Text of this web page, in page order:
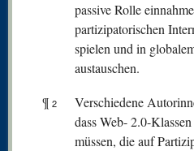
passive Rolle
partizipatorischen
spielen und in
austauschen.
¶ 2
Verschiedene
dass Web- 2.0-
müssen, die auf